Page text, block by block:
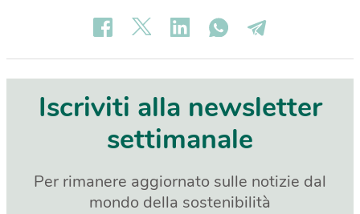
Iscriviti alla newsletter
settimanale
Per rimanere aggiornato sulle notizie dal
mondo della sostenibilità